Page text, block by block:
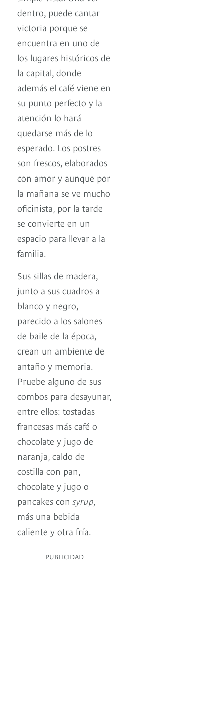
dentro, puede cantar
victoria porque se
encuentra en uno de
los lugares históricos de
la capital, donde
además el café viene en
su punto perfecto y la
atención lo hará
quedarse más de lo
esperado. Los postres
son frescos, elaborados
con amor y aunque por
la mañana se ve mucho
oficinista, por la tarde
se convierte en un
espacio para llevar a la
familia.
Sus sillas de madera,
junto a sus cuadros a
blanco y negro,
parecido a los salones
de baile de la época,
crean un ambiente de
antaño y memoria.
Pruebe alguno de sus
combos para desayunar,
entre ellos: tostadas
francesas más café o
chocolate y jugo de
naranja, caldo de
costilla con pan,
chocolate y jugo o
pancakes con syrup,
más una bebida
caliente y otra fría.
PUBLICIDAD